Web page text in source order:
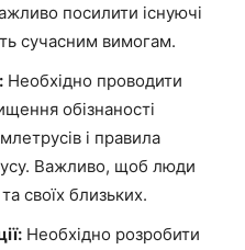
посилити існуючі
сучасним вимогам.
Необхідно проводити
обізнаності
і правила
Важливо, щоб люди
своїх близьких.
Необхідно розробити